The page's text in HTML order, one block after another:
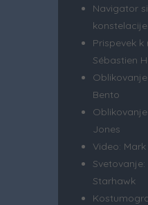
Navigator
Prispevek k
Sébastien
Bento
Jones
Video:
Starhawk